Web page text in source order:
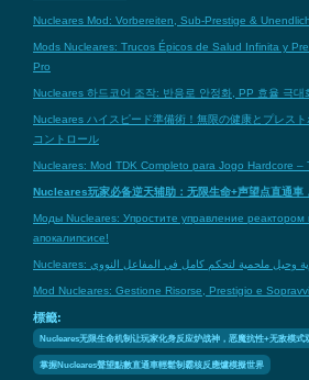
Nucleares Mod: Vorbereiten, Sub-Prestige &
Mods Nucleares: Trucos Épicos de Salud Infinita y
Pro
Nucleares 하드코어 조작: 반응로 안정화, PP 효율 극대
Nucleares ハイスピード準備術！無限の健康とプレス
コントロール
Nucleares: Mod TDK Completo para Jogo Hardcore –
Nucleares玩家必备逆天辅助：无限生命+声望点直通車
Моды Nucleares: Упростите управление
апокалипсисе!
Mod Nucleares: Gestione Risorse, Prestigio e
標籤:
Nucleares无限生命机制让玩家化身反应炉战神，恶魔抗性+无敌模
掌握Nucleares聲望點數直通車輕鬆制霸核反應爐模擬世界